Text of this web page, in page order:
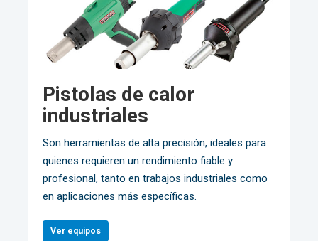
Pistolas de calor
industriales
Son herramientas de alta precisión, ideales para
quienes requieren un rendimiento fiable y
profesional, tanto en trabajos industriales como
en aplicaciones más específicas.
Ver equipos